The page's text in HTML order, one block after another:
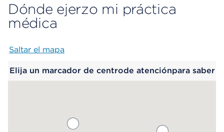
Dónde ejerzo mi práctica
médica
Saltar el mapa
Elija un marcador de centrode atenciónpara saber